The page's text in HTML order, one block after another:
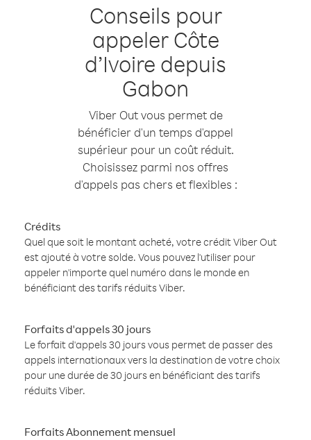
Conseils pour
appeler Côte
d’Ivoire depuis
Gabon
Viber Out vous permet de
bénéficier d'un temps d'appel
supérieur pour un coût réduit.
Choisissez parmi nos offres
d'appels pas chers et flexibles :
Crédits
Quel que soit le montant acheté, votre crédit Viber Out
est ajouté à votre solde. Vous pouvez l'utiliser pour
appeler n'importe quel numéro dans le monde en
bénéficiant des tarifs réduits Viber.
Forfaits d'appels 30 jours
Le forfait d'appels 30 jours vous permet de passer des
appels internationaux vers la destination de votre choix
pour une durée de 30 jours en bénéficiant des tarifs
réduits Viber.
Forfaits Abonnement mensuel